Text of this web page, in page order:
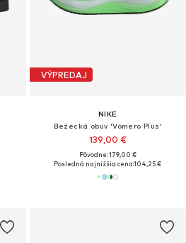
VÝPREDAJ
NIKE
Bežecká obuv 'Vomero Plus'
139,00 €
Pôvodne: 179,00 €
Posledná najnižšia cena:104,25 €